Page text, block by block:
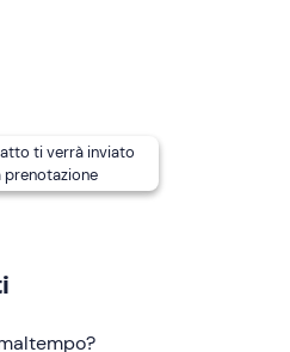
ai fiumi di grande
disponibili
ti verrà inviato
prenotazione